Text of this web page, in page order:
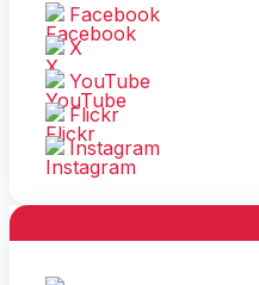
Facebook
X
YouTube
Flickr
Instagram